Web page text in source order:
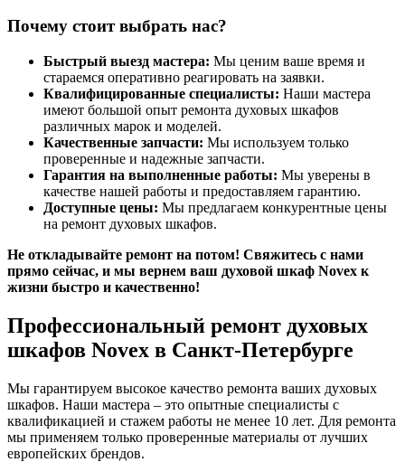
Почему стоит выбрать нас?
Быстрый выезд мастера: Мы ценим ваше время и
стараемся оперативно реагировать на заявки.
Квалифицированные специалисты: Наши мастера
имеют большой опыт ремонта духовых шкафов
различных марок и моделей.
Качественные запчасти: Мы используем только
проверенные и надежные запчасти.
Гарантия на выполненные работы: Мы уверены в
качестве нашей работы и предоставляем гарантию.
Доступные цены: Мы предлагаем конкурентные цены
на ремонт духовых шкафов.
Не откладывайте ремонт на потом! Свяжитесь с нами
прямо сейчас, и мы вернем ваш духовой шкаф Novex к
жизни быстро и качественно!
Профессиональный ремонт духовых
шкафов Novex в Санкт-Петербурге
Мы гарантируем высокое качество ремонта ваших духовых
шкафов. Наши мастера – это опытные специалисты с
квалификацией и стажем работы не менее 10 лет. Для ремонта
мы применяем только проверенные материалы от лучших
европейских брендов.